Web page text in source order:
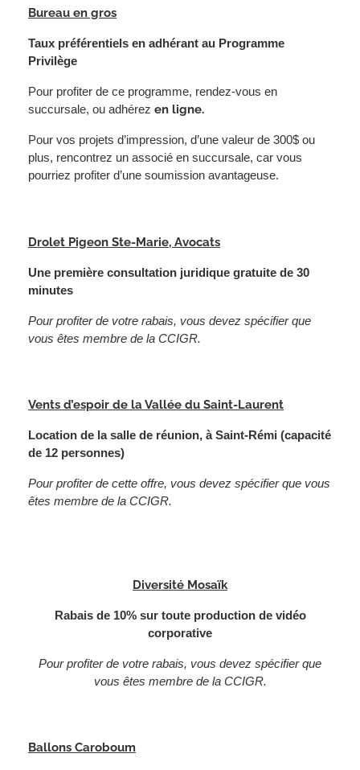
Bureau en gros
Taux préférentiels en adhérant au Programme
Privilège
Pour profiter de ce programme, rendez-vous en
succursale, ou adhérez en ligne.
Pour vos projets d’impression, d’une valeur de 300$ ou
plus, rencontrez un associé en succursale, car vous
pourriez profiter d’une soumission avantageuse.
Drolet Pigeon Ste-Marie, Avocats
Une première consultation juridique gratuite de 30
minutes
Pour profiter de votre rabais, vous devez spécifier que
vous êtes membre de la CCIGR.
Vents d’espoir de la Vallée du Saint-Laurent
Location de la salle de réunion, à Saint-Rémi (capacité
de 12 personnes)
Pour profiter de cette offre, vous devez spécifier que vous
êtes membre de la CCIGR.
Diversité Mosaïk
Rabais de 10% sur toute production de vidéo
corporative
Pour profiter de votre rabais, vous devez spécifier que
vous êtes membre de la CCIGR.
Ballons Caroboum